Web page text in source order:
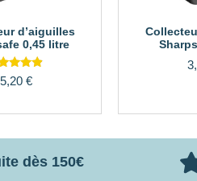
d’aiguilles
0,45 litre
Note
4.67
5,20 €
dès 150€